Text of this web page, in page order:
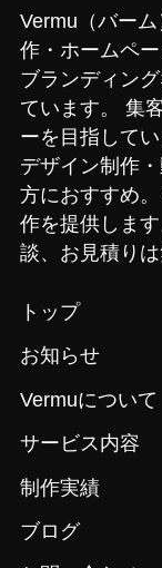
Vermu（バー
作・ホームペ
ブランディン
ています。 集
ーを目指してい
デザイン制作
方におすすめ。
作を提供します
談、お見積りは
トップ
お知らせ
Vermuについて
サービス内容
制作実績
ブログ